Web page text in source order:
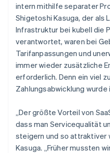
intern mithilfe separater
Shigetoshi Kasuga, der als
Infrastruktur bei kubell die
verantwortet, waren bei
Tarifanpassungen und
immer wieder zusätzliche
erforderlich. Denn ein viel
Zahlungsabwicklung
„Der größte Vorteil von
dass man Servicequalität
steigern und so attraktiver
Kasuga. „Früher mussten